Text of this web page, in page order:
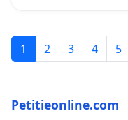
1 2 3 4 5
Petitieonline.com